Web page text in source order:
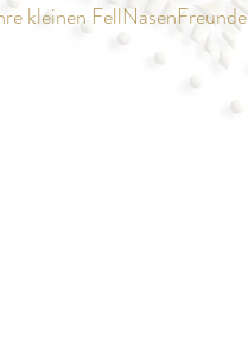
kleinen FellNasenFreunde